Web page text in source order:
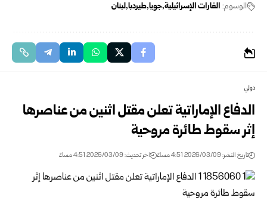
الوسوم: الغارات الإسرائيلية جويا طيردبا لبنان
دولي
الدفاع الإماراتية تعلن مقتل اثنين من عناصرها
إثر سقوط طائرة مروحية
تاريخ النشر: 2026/03/09 4:51 مساءً اخر تحديث: 2026/03/09 4:51 مساءً